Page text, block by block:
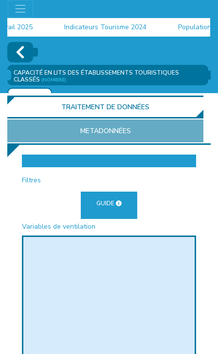
2025 Indicateurs Tourisme 2024 Population
CAPACITÉ EN LITS DES ÉTABLISSEMENTS TOURISTIQUES
CLASSÉS (NOMBRE)
AJOUTER
TRAITEMENT DE DONNÉES
METADONNÉES
Filtres
GUIDE
Variables de ventilation